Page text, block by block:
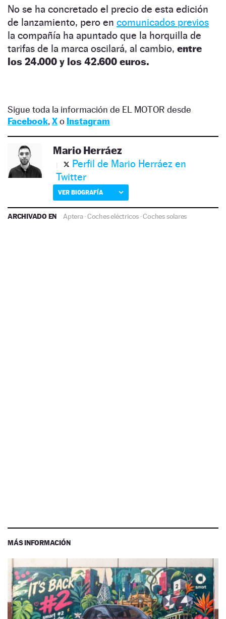
No se ha concretado el precio de esta edición
de lanzamiento, pero en comunicados previos
la compañía ha apuntado que la horquilla de
tarifas de la marca oscilará, al cambio, entre
los 24.000 y los 42.600 euros.
Sigue toda la información de EL MOTOR desde
Facebook, Xo Instagram
Mario Herráez
Perfil de Mario Herráez en
Twitter
VER BIOGRAFÍA
ARCHIVADO EN Aptera·Coches eléctricos ·Coches solares
MÁS INFORMACIÓN